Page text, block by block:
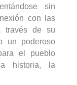
sin
con las
través de su
un poderoso
el pueblo
historia, la